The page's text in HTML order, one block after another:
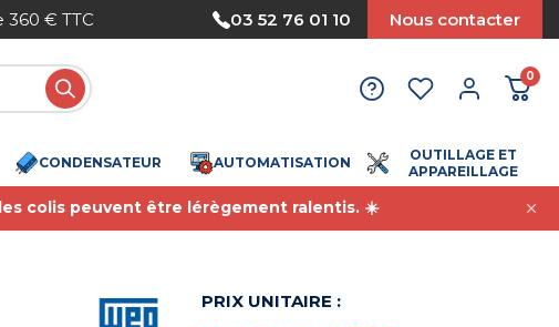
€ TTC Paiement sécurisé
03 52 76 01 10 Nous contacter
0
CONDENSATEUR AUTOMATISATION
OUTILLAGE ET
APPAREILLAGE
colis peuvent être lérègement ralentis. ☀️
PRIX UNITAIRE :